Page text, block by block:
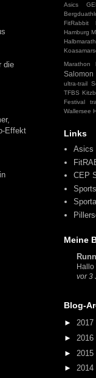
die
Effekt
Asics
FitRabbit
Hamburg
Marathon
ultra-trail
TFBS
Festival
Wallersee
Links
Asics
CEP
Meine
Hallo
vor 3
Blog-
► 2017
► 2016
► 2015
► 2014